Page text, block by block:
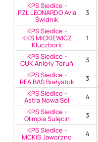
KPS Siedlce -
PZL LEONARDO Avia
Świdnik
3
KPS Siedlce -
KKS MICKIEWICZ
Kluczbork
1
KPS Siedlce -
CUK Anioły Toruń 3
KPS Siedlce -
REA BAS Białystok 3
KPS Siedlce -
Astra Nowa Sól 4
KPS Siedlce -
Olimpia Sulęcin 3
KPS Siedlce -
MCKiS Jaworzno 4